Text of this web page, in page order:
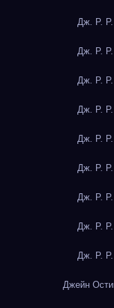
Дж. Р. Р.
Дж. Р. Р.
Дж. Р. Р.
Дж. Р. Р.
Дж. Р. Р.
Дж. Р. Р.
Дж. Р. Р.
Дж. Р. Р.
Дж. Р. Р.
Джейн